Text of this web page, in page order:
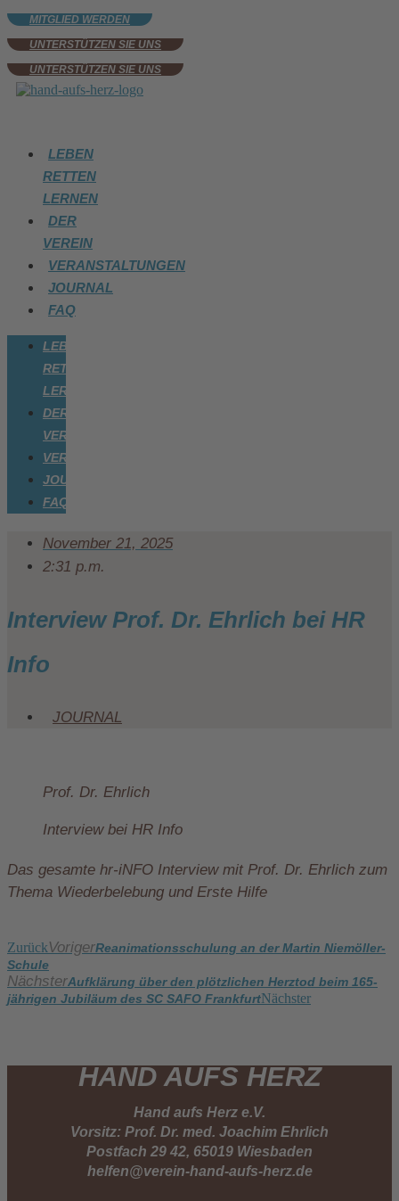
Zum
Inhalt
springen
MITGLIED WERDEN
UNTERSTÜTZEN SIE UNS
UNTERSTÜTZEN SIE UNS
LEBEN
RETTEN
LERNEN
DER
VEREIN
VERANSTALTUNGEN
JOURNAL
FAQ
LEBEN
RETTEN
LERNEN
DER
VEREIN
VERANSTALTUNGEN
JOURNAL
FAQ
November 21, 2025
2:31 p.m.
Interview Prof. Dr. Ehrlich bei HR
Info
JOURNAL
Prof. Dr. Ehrlich
Interview bei HR Info
Das gesamte hr-iNFO Interview mit Prof. Dr. Ehrlich zum
Thema Wiederbelebung und Erste Hilfe
ZurückVorigerReanimationsschulung an der Martin Niemöller-
Schule
NächsterAufklärung über den plötzlichen Herztod beim 165-
jährigen Jubiläum des SC SAFO FrankfurtNächster
HAND AUFS HERZ
Hand aufs Herz e.V.
Vorsitz: Prof. Dr. med. Joachim Ehrlich
Postfach 29 42, 65019 Wiesbaden
helfen@verein-hand-aufs-herz.de